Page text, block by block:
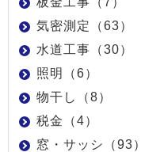
気密測定（63）
水道工事（30）
照明（6）
物干し（8）
税金（4）
窓・サッシ（93）